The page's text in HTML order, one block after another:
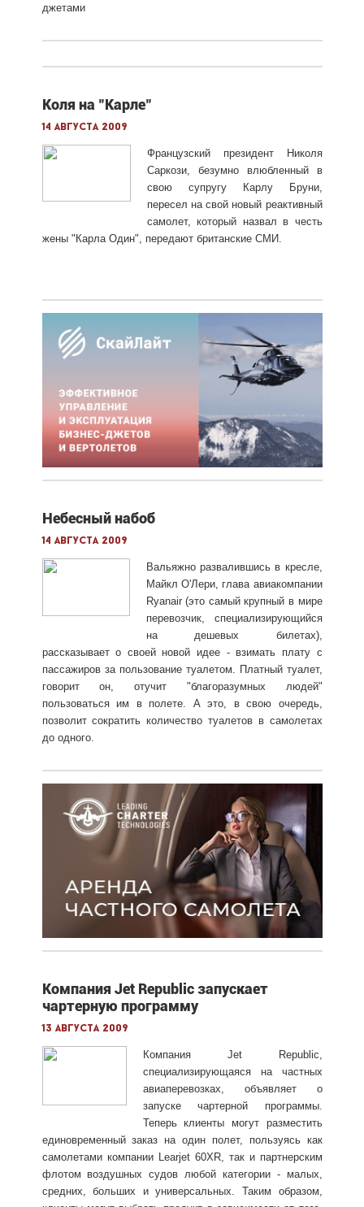
джетами
Коля на "Карле"
14 августа 2009
Французский президент Николя
Саркози, безумно влюбленный в
свою супругу Карлу Бруни,
пересел на свой новый реактивный
самолет, который назвал в честь
жены "Карла Один", передают британские СМИ.
Небесный набоб
14 августа 2009
Вальяжно развалившись в кресле,
Майкл О'Лери, глава авиакомпании
Ryanair (это самый крупный в мире
перевозчик, специализирующийся
на дешевых билетах),
рассказывает о своей новой идее - взимать плату с
пассажиров за пользование туалетом. Платный туалет,
говорит он, отучит "благоразумных людей"
пользоваться им в полете. А это, в свою очередь,
позволит сократить количество туалетов в самолетах
до одного.
Компания Jet Republic запускает
чартерную программу
13 августа 2009
Компания Jet Republic,
специализирующаяся на частных
авиаперевозках, объявляет о
запуске чартерной программы.
Теперь клиенты могут разместить
единовременный заказ на один полет, пользуясь как
самолетами компании Learjet 60XR, так и партнерским
флотом воздушных судов любой категории - малых,
средних, больших и универсальных. Таким образом,